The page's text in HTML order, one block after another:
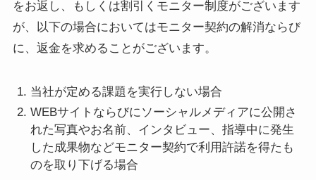
をお返し、もしくは割引くモニター制度がございます
が、以下の場合においてはモニター契約の解消ならび
に、返金を求めることがございます。
当社が定める課題を実行しない場合
WEBサイトならびにソーシャルメディアに公開さ
れた写真やお名前、インタビュー、指導中に発生
した成果物などモニター契約で利用許諾を得たも
のを取り下げる場合